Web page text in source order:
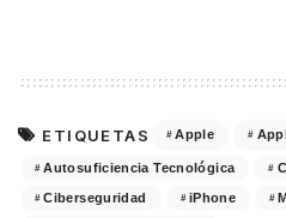
ETIQUETAS Apple
Autosuficiencia Tecnológica
Ciberseguridad iPhone